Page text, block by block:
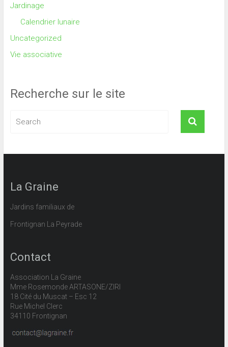
Jardinage
Calendrier lunaire
Uncategorized
Vie associative
Recherche sur le site
La Graine
Jardins familiaux de
Frontignan La Peyrade
Contact
Association La Graine
Mme Rosemonde ARTASONE/ZIRI
18 Cité du Muscat – Esc 12
Rue Michel Clerc
34110 Frontignan